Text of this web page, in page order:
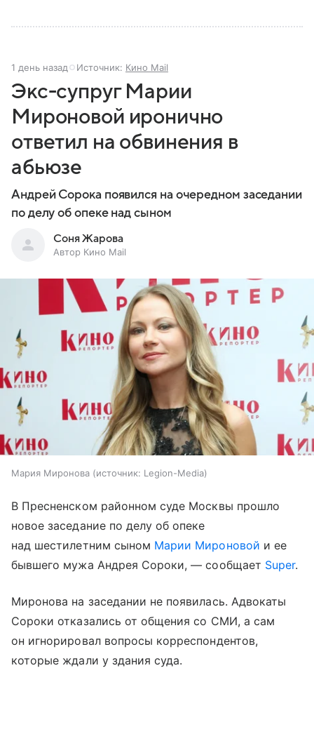
1 день назад Источник: Кино Mail
Экс-супруг Марии
Мироновой иронично
ответил на обвинения в
абьюзе
Андрей Сорока появился на очередном заседании
по делу об опеке над сыном
Соня Жарова
Автор Кино Mail
Мария Миронова источник: Legion-Media
В Пресненском районном суде Москвы прошло
новое заседание по делу об опеке
над шестилетним сыном Марии Мироновой и ее
бывшего мужа Андрея Сороки, — сообщает Super.
Миронова на заседании не появилась. Адвокаты
Сороки отказались от общения со СМИ, а сам
он игнорировал вопросы корреспондентов,
которые ждали у здания суда.